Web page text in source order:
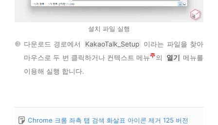
설치 파일 실행
다운로드 경로에서 KakaoTalk_Setup 이라는 파일을 찾아
마우스로 두 번 클릭하거나 컨텍스트 메뉴1 의 열기 메뉴를
이용해 실행 합니다.
Chrome 크롬 좌측 탭 검색 화살표 아이콘 제거 125 버전